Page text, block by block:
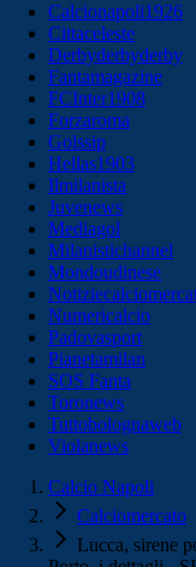
Calcionapoli1926
Cittaceleste
Derbyderbyderby
Fantamagazine
FCInter1908
Forzaroma
Golssip
Hellas1903
Ilmilanista
Juvenews
Mediagol
Milanistichannel
Mondoudinese
Numericalcio
Padovasport
Pianetamilan
SOS Fanta
Toronews
Tuttobolognaweb
Violanews
Calcio Napoli
Calciomercato
Lucca, sirene